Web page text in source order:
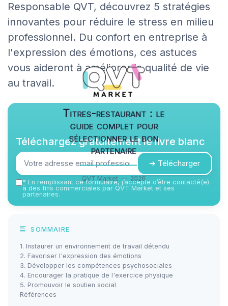
Responsable QVT, découvrez 5 stratégies
innovantes pour réduire le stress en milieu
professionnel. Du confort en entreprise à
l'expression des émotions, ces astuces
vous aideront à améliorer la qualité de vie
au travail.
Titres-restaurant : le
guide complet pour
sélectionner le bon
partenaire
QVT Market — 2026
Téléchargez gratuitement le livre blanc
➔ Télécharger
* En remplissant ce formulaire, j’accepte d’être contacté(e)
à des fins commerciales par QVT Market et ses
partenaires.
SOMMAIRE
1. Instaurer un environnement de travail détendu
2. Favoriser l'expression des émotions
3. Développer les compétences psychosociales
4. Encourager la pratique de l'exercice physique
5. Promouvoir le soutien social
Références